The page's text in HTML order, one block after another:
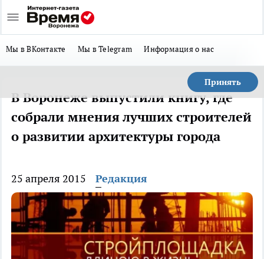
Мы в ВКонтакте Мы в Telegram Информация о нас
Принять
В Воронеже выпустили книгу, где
собрали мнения лучших строителей
о развитии архитектуры города
25 апреля 2015 Редакция